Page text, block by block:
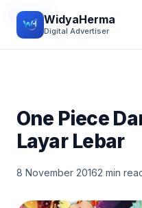
WidyaHerma
Digital Advertiser
REVIEW
One Piece
Layar Lebar
8 November 20162 min